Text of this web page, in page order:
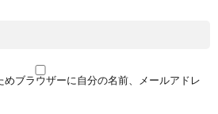
ブラウザーに自分の名前、メールアドレ